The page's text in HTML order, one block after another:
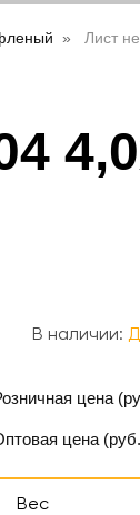
Лист
В наличии:
цена
цена
Вес